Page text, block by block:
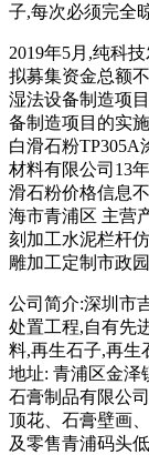
子,每次必须完全
2019年5月,纯科
拟募集资金总额
湿法设备制造项
备制造项目的实
白滑石粉
材料有限公司13
滑石粉价格信息
海市青浦区 主营
刻加工水泥栏杆
雕加工定制市政
公司简介:深圳市
处置工程,自有先
料,再生石子,再生
地址: 青浦区金泽
石膏制品有限公
顶花、石膏壁画
及零售青浦码头